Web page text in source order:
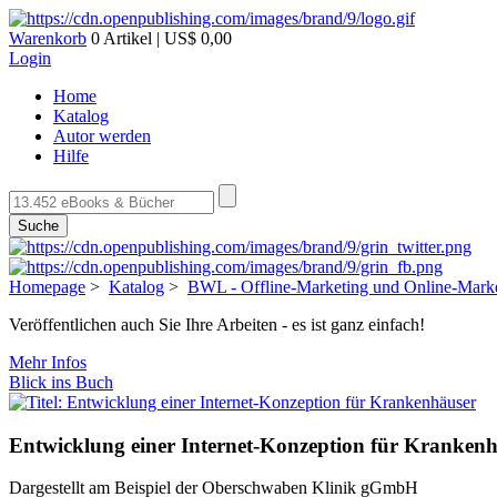
Warenkorb 0 Artikel | US$ 0,00
Login
Home
Katalog
Autor werden
Hilfe
Suche
Homepage > Katalog > BWL - Offline-Marketing und Online-
Veröffentlichen auch Sie Ihre Arbeiten - es ist ganz einfach!
Mehr Infos
Blick ins Buch
Entwicklung einer Internet-Konzeption für
Dargestellt am Beispiel der Oberschwaben Klinik gGmbH